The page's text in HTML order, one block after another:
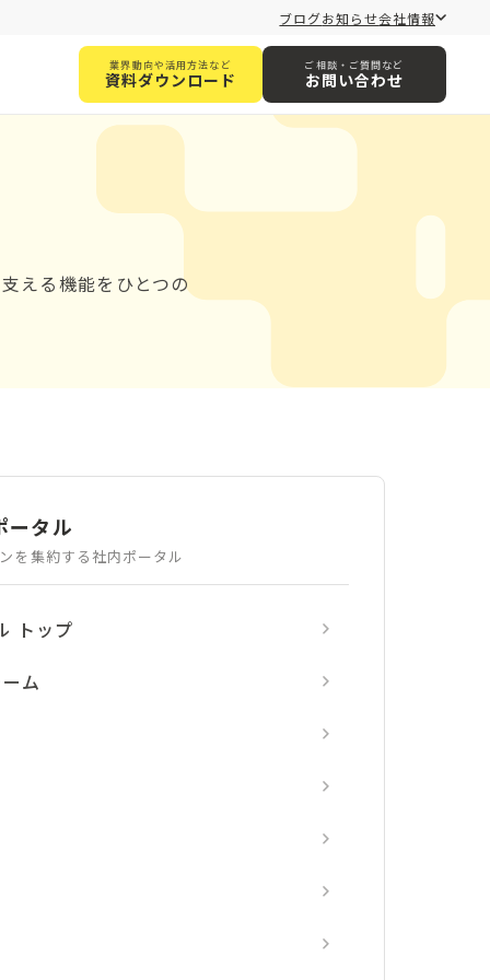
ブログお知らせ会社情報
業界動向や活用方法など
資料ダウンロード
ご相談・ご質問など
お問い合わせ
える機能をひとつの
ータル
を集約する社内ポータル
トップ
ム